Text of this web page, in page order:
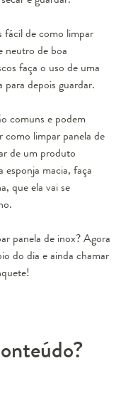
fácil de como limpar
neutro de boa
faça o uso de uma
para depois guardar.
comuns e podem
como limpar panela de
de um produto
macia, faça
que ela vai se
panela de inox? Agora
do dia e ainda chamar